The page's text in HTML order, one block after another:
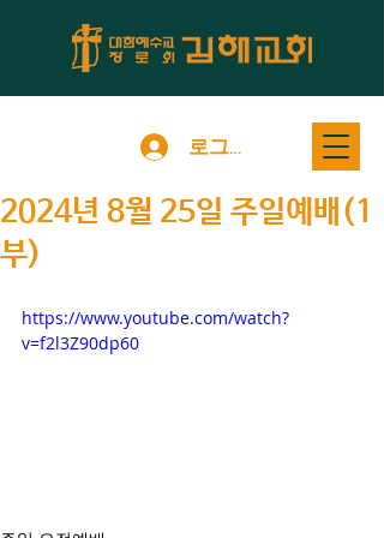
로그인
2024년 8월 25일 주일예배(1
부)
https://www.youtube.com/watch?
v=f2l3Z90dp60